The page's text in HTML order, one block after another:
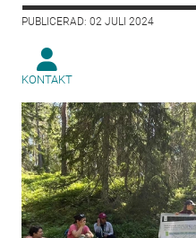
PUBLICERAD: 02 JULI 2024
KONTAKT